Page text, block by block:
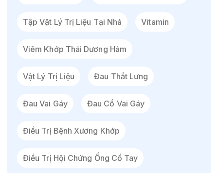
Tập Vật Lý Trị Liệu Tại Nhà Vitamin
Viêm Khớp Thái Dương Hàm
Vật Lý Trị Liệu Đau Thắt Lưng
Đau Vai Gáy Đau Cổ Vai Gáy
Điều Trị Bệnh Xương Khớp
Điều Trị Hội Chứng Ống Cổ Tay